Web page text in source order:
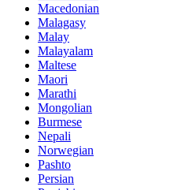
Macedonian
Malagasy
Malay
Malayalam
Maltese
Maori
Marathi
Mongolian
Burmese
Nepali
Norwegian
Pashto
Persian